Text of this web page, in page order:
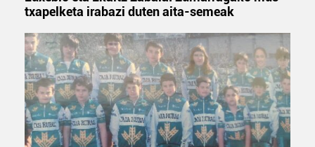
txapelketa irabazi duten aita-semeak